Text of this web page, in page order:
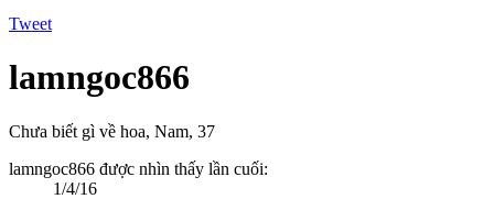
Tweet
lamngoc866
Chưa biết gì về hoa, Nam, 37
lamngoc866 được nhìn thấy lần cuối:
1/4/16